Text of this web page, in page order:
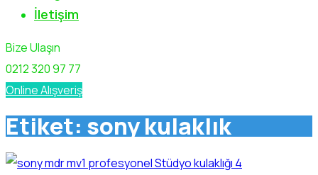
İletişim
Bize Ulaşın
0212 320 97 77
Online Alışveriş
Etiket:sony kulaklık